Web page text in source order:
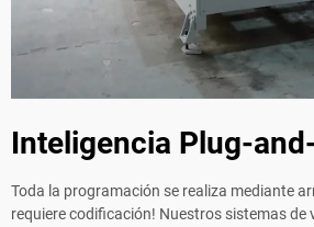
Inteligencia Plug-
Toda la programación se realiza mediante
requiere codificación! Nuestros sistemas de